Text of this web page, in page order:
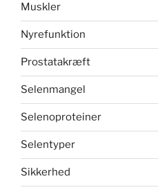
Muskler
Nyrefunktion
Prostatakræft
Selenmangel
Selenoproteiner
Selentyper
Sikkerhed